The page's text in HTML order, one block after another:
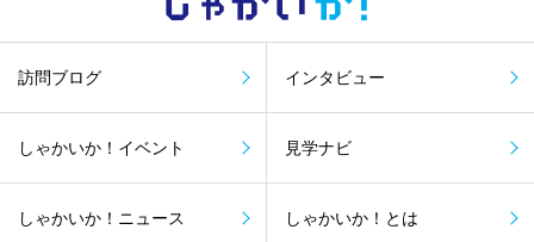
訪問ブログ インタビュー
しゃかいか！イベント 見学ナビ
しゃかいか！ニュース しゃかいか！とは